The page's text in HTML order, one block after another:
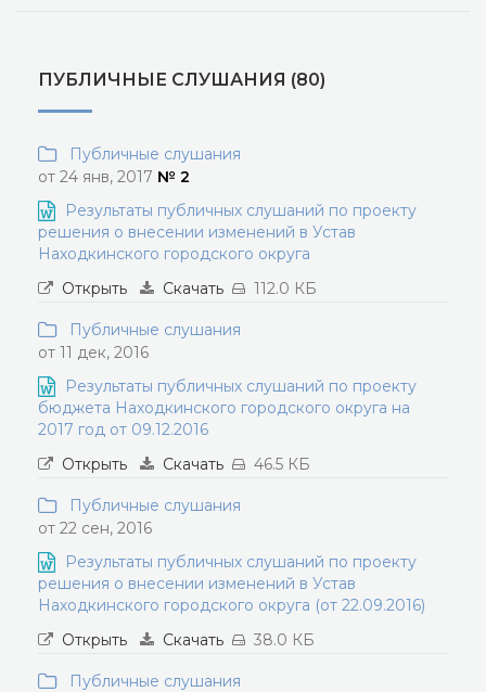
ПУБЛИЧНЫЕ СЛУШАНИЯ (80)
Публичные слушания
от 24 янв, 2017 № 2
Результаты публичных слушаний по проекту
решения о внесении изменений в Устав
Находкинского городского округа
Открыть
Скачать 112.0 КБ
Публичные слушания
от 11 дек, 2016
Результаты публичных слушаний по проекту
бюджета Находкинского городского округа на
2017 год от 09.12.2016
Открыть
Скачать 46.5 КБ
Публичные слушания
от 22 сен, 2016
Результаты публичных слушаний по проекту
решения о внесении изменений в Устав
Находкинского городского округа (от 22.09.2016)
Открыть
Скачать 38.0 КБ
Публичные слушания